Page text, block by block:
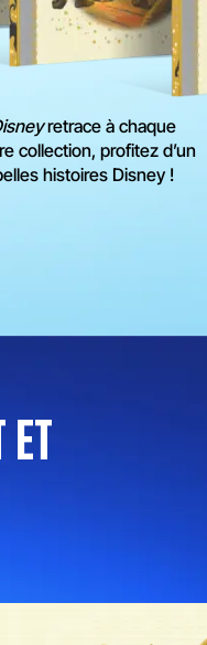
retrace à chaque
collection, profitez d’un
histoires Disney !